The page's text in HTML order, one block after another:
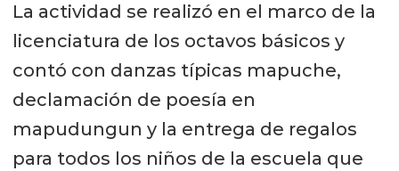
La actividad se realizó en el marco de la
licenciatura de los octavos básicos y
contó con danzas típicas mapuche,
declamación de poesía en
mapudungun y la entrega de regalos
para todos los niños de la escuela que